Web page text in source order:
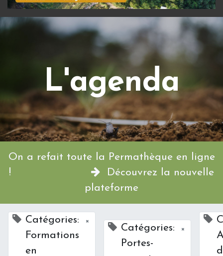
L'agenda
On a refait toute la Permathèque en ligne
!
Découvrez la nouvelle
plateforme
Catégories:
Formations
en
×
Catégories:
Portes-
×